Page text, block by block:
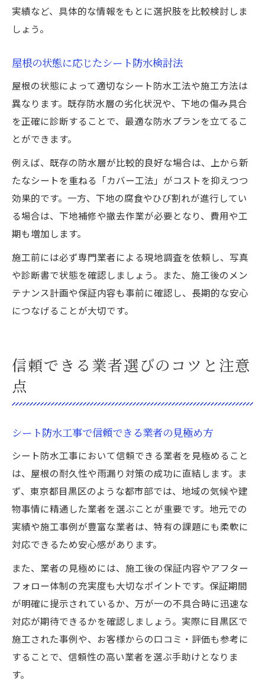
実績など、具体的な情報をもとに選択肢を比較検討しま
しょう。
屋根の状態に応じたシート防水検討法
屋根の状態によって適切なシート防水工法や施工方法は
異なります。既存防水層の劣化状況や、下地の傷み具合
を正確に診断することで、最適な防水プランを立てるこ
とができます。
例えば、既存の防水層が比較的良好な場合は、上から新
たなシートを重ねる「カバー工法」がコストを抑えつつ
効果的です。一方、下地の腐食やひび割れが進行してい
る場合は、下地補修や撤去作業が必要となり、費用や工
期も増加します。
施工前には必ず専門業者による現地調査を依頼し、写真
や診断書で状態を確認しましょう。また、施工後のメン
テナンス計画や保証内容も事前に確認し、長期的な安心
につなげることが大切です。
信頼できる業者選びのコツと注意
点
シート防水工事で信頼できる業者の見極め方
シート防水工事において信頼できる業者を見極めること
は、屋根の耐久性や雨漏り対策の成功に直結します。ま
ず、東京都目黒区のような都市部では、地域の気候や建
物事情に精通した業者を選ぶことが重要です。地元での
実績や施工事例が豊富な業者は、特有の課題にも柔軟に
対応できるため安心感があります。
また、業者の見極めには、施工後の保証内容やアフター
フォロー体制の充実度も大切なポイントです。保証期間
が明確に提示されているか、万が一の不具合時に迅速な
対応が期待できるかを確認しましょう。実際に目黒区で
施工された事例や、お客様からの口コミ・評価も参考に
することで、信頼性の高い業者を選ぶ手助けとなりま
す。